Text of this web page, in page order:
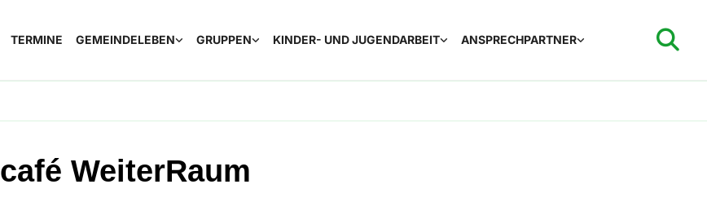
TERMINE GEMEINDELEBEN GRUPPEN KINDER- UND JUGENDARBEIT ANSPRECHPARTNER
WeiterRaum